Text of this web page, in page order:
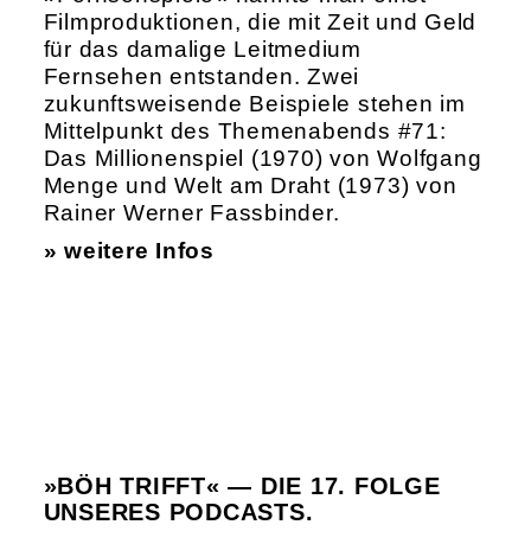
Filmproduktionen, die mit Zeit und Geld
für das damalige Leitmedium
Fernsehen entstanden. Zwei
zukunftsweisende Beispiele stehen im
Mittelpunkt des Themenabends #71:
Das Millionenspiel (1970) von Wolfgang
Menge und Welt am Draht (1973) von
Rainer Werner Fassbinder.
» weitere Infos
»BÖH TRIFFT« — DIE 17. FOLGE
UNSERES PODCASTS.